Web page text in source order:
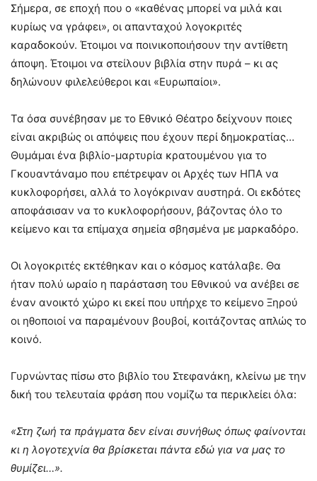
Σήμερα, σε εποχή που ο «καθένας μπορεί να μιλά και
κυρίως να γράφει», οι απανταχού λογοκριτές
καραδοκούν. Έτοιμοι να ποινικοποιήσουν την αντίθετη
άποψη. Έτοιμοι να στείλουν βιβλία στην πυρά – κι ας
δηλώνουν φιλελεύθεροι και «Ευρωπαίοι».
Τα όσα συνέβησαν με το Εθνικό Θέατρο δείχνουν ποιες
είναι ακριβώς οι απόψεις που έχουν περί δημοκρατίας…
Θυμάμαι ένα βιβλίο-μαρτυρία κρατουμένου για το
Γκουαντάναμο που επέτρεψαν οι Αρχές των ΗΠΑ να
κυκλοφορήσει, αλλά το λογόκριναν αυστηρά. Οι εκδότες
αποφάσισαν να το κυκλοφορήσουν, βάζοντας όλο το
κείμενο και τα επίμαχα σημεία σβησμένα με μαρκαδόρο.
Οι λογοκριτές εκτέθηκαν και ο κόσμος κατάλαβε. Θα
ήταν πολύ ωραίο η παράσταση του Εθνικού να ανέβει σε
έναν ανοικτό χώρο κι εκεί που υπήρχε το κείμενο Ξηρού
οι ηθοποιοί να παραμένουν βουβοί, κοιτάζοντας απλώς το
κοινό.
Γυρνώντας πίσω στο βιβλίο του Στεφανάκη, κλείνω με την
δική του τελευταία φράση που νομίζω τα περικλείει όλα:
«Στη ζωή τα πράγματα δεν είναι συνήθως όπως φαίνονται
κι η λογοτεχνία θα βρίσκεται πάντα εδώ για να μας το
θυμίζει…».